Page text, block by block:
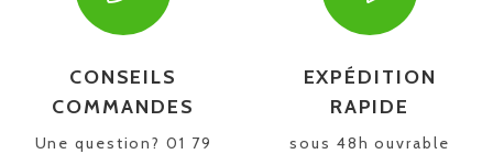
CONSEILS
COMMANDES
Une question? 01 79
EXPÉDITION
RAPIDE
sous 48h ouvrable